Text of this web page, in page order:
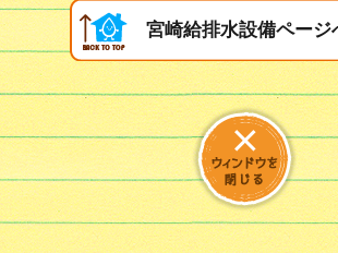
宮崎給排水設備ページ